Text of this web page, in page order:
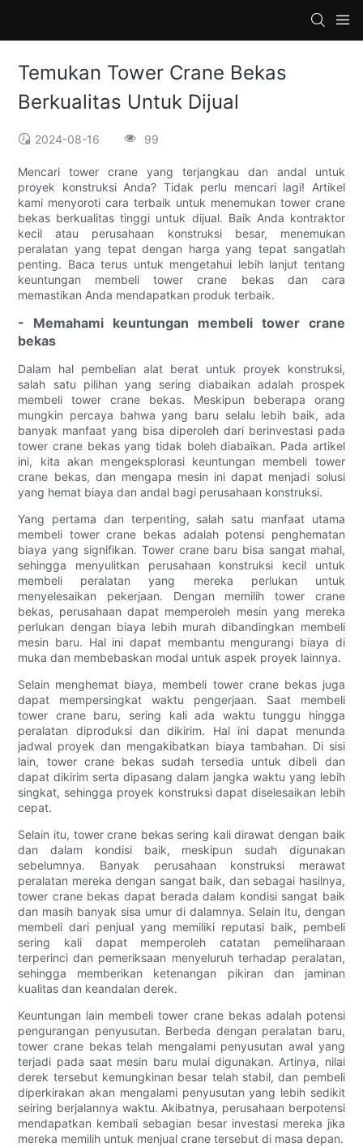
Temukan Tower Crane Bekas
Berkualitas Untuk Dijual
2024-08-16 99
Mencari tower crane yang terjangkau dan andal untuk
proyek konstruksi Anda? Tidak perlu mencari lagi! Artikel
kami menyoroti cara terbaik untuk menemukan tower crane
bekas berkualitas tinggi untuk dijual. Baik Anda kontraktor
kecil atau perusahaan konstruksi besar, menemukan
peralatan yang tepat dengan harga yang tepat sangatlah
penting. Baca terus untuk mengetahui lebih lanjut tentang
keuntungan membeli tower crane bekas dan cara
memastikan Anda mendapatkan produk terbaik.
- Memahami keuntungan membeli tower crane
bekas
Dalam hal pembelian alat berat untuk proyek konstruksi,
salah satu pilihan yang sering diabaikan adalah prospek
membeli tower crane bekas. Meskipun beberapa orang
mungkin percaya bahwa yang baru selalu lebih baik, ada
banyak manfaat yang bisa diperoleh dari berinvestasi pada
tower crane bekas yang tidak boleh diabaikan. Pada artikel
ini, kita akan mengeksplorasi keuntungan membeli tower
crane bekas, dan mengapa mesin ini dapat menjadi solusi
yang hemat biaya dan andal bagi perusahaan konstruksi.
Yang pertama dan terpenting, salah satu manfaat utama
membeli tower crane bekas adalah potensi penghematan
biaya yang signifikan. Tower crane baru bisa sangat mahal,
sehingga menyulitkan perusahaan konstruksi kecil untuk
membeli peralatan yang mereka perlukan untuk
menyelesaikan pekerjaan. Dengan memilih tower crane
bekas, perusahaan dapat memperoleh mesin yang mereka
perlukan dengan biaya lebih murah dibandingkan membeli
mesin baru. Hal ini dapat membantu mengurangi biaya di
muka dan membebaskan modal untuk aspek proyek lainnya.
Selain menghemat biaya, membeli tower crane bekas juga
dapat mempersingkat waktu pengerjaan. Saat membeli
tower crane baru, sering kali ada waktu tunggu hingga
peralatan diproduksi dan dikirim. Hal ini dapat menunda
jadwal proyek dan mengakibatkan biaya tambahan. Di sisi
lain, tower crane bekas sudah tersedia untuk dibeli dan
dapat dikirim serta dipasang dalam jangka waktu yang lebih
singkat, sehingga proyek konstruksi dapat diselesaikan lebih
cepat.
Selain itu, tower crane bekas sering kali dirawat dengan baik
dan dalam kondisi baik, meskipun sudah digunakan
sebelumnya. Banyak perusahaan konstruksi merawat
peralatan mereka dengan sangat baik, dan sebagai hasilnya,
tower crane bekas dapat berada dalam kondisi sangat baik
dan masih banyak sisa umur di dalamnya. Selain itu, dengan
membeli dari penjual yang memiliki reputasi baik, pembeli
sering kali dapat memperoleh catatan pemeliharaan
terperinci dan pemeriksaan menyeluruh terhadap peralatan,
sehingga memberikan ketenangan pikiran dan jaminan
kualitas dan keandalan derek.
Keuntungan lain membeli tower crane bekas adalah potensi
pengurangan penyusutan. Berbeda dengan peralatan baru,
tower crane bekas telah mengalami penyusutan awal yang
terjadi pada saat mesin baru mulai digunakan. Artinya, nilai
derek tersebut kemungkinan besar telah stabil, dan pembeli
diperkirakan akan mengalami penyusutan yang lebih sedikit
seiring berjalannya waktu. Akibatnya, perusahaan berpotensi
mendapatkan kembali sebagian besar investasi mereka jika
mereka memilih untuk menjual crane tersebut di masa depan.